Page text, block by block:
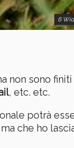
6
non sono
, etc. etc.
potrà
che ho